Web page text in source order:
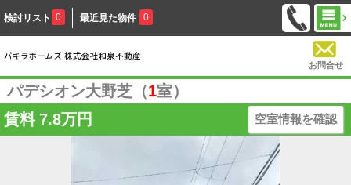
検討リスト 0 最近見た物件 0
お問合せ
パデシオン大野芝（1室）
賃料 7.8万円 空室情報を確認